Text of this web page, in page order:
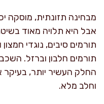
מבחינה תזונתית, מוסקה
אבל היא תלויה מאוד
תורמים סיבים, נוגדי
תורמים חלבון וברזל.
החלק העשיר יותר,
וחלב מלא.